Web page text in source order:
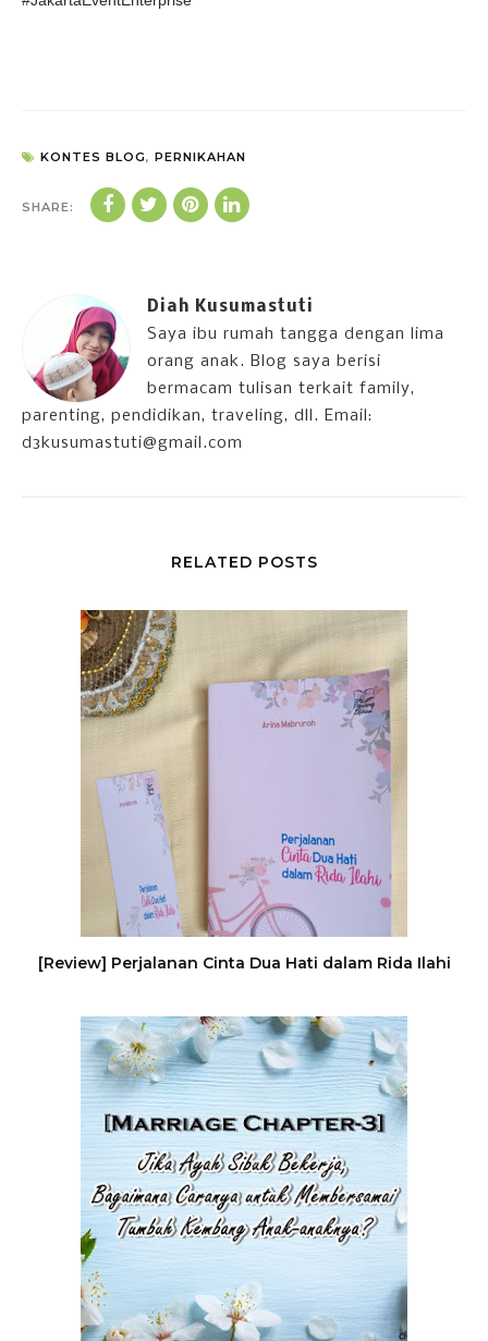
KONTES BLOG, PERNIKAHAN
SHARE:
Diah Kusumastuti
Saya ibu rumah tangga dengan lima
orang anak. Blog saya berisi
bermacam tulisan terkait family,
parenting, pendidikan, traveling, dll. Email:
d3kusumastuti@gmail.com
RELATED POSTS
[Review] Perjalanan Cinta Dua Hati dalam Rida Ilahi